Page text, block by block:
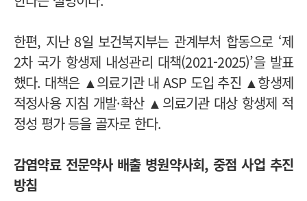
한편, 지난 8일 보건복지부는 관계부처 합동으로 ‘제
2차 국가 항생제 내성관리 대책(2021-2025)’을 발표
했다. 대책은 ▲의료기관 내 ASP 도입 추진 ▲항생제
적정사용 지침 개발·확산 ▲의료기관 대상 항생제 적
정성 평가 등을 골자로 한다.
감염약료 전문약사 배출 병원약사회, 중점 사업 추진
방침